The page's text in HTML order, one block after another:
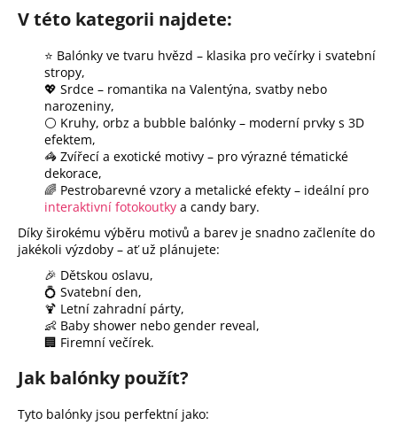
ý
p
i
s
V této kategorii najdete:
⭐ Balónky ve tvaru hvězd – klasika pro večírky i svatební
stropy,
💖 Srdce – romantika na Valentýna, svatby nebo
narozeniny,
⚪ Kruhy, orbz a bubble balónky – moderní prvky s 3D
efektem,
🦓 Zvířecí a exotické motivy – pro výrazné tématické
dekorace,
🌈 Pestrobarevné vzory a metalické efekty – ideální pro
interaktivní fotokoutky a candy bary.
Díky širokému výběru motivů a barev je snadno začleníte do
jakékoli výzdoby – ať už plánujete:
🎉 Dětskou oslavu,
💍 Svatební den,
🍹 Letní zahradní párty,
👶 Baby shower nebo gender reveal,
🏢 Firemní večírek.
Jak balónky použít?
Tyto balónky jsou perfektní jako: